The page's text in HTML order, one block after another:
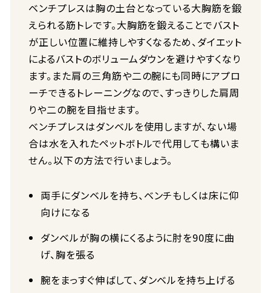
ベンチプレスは胸の土台となっている大胸筋を鍛
えられる筋トレです。大胸筋を鍛えることでバスト
が正しい位置に維持しやすくなるため、ダイエット
によるバストのボリュームダウンを避けやすくなり
ます。また肩の三角筋や二の腕にも同時にアプロ
ーチできるトレーニングなので、すっきりした肩周
りや二の腕を目指せます。
ベンチプレスはダンベルを使用しますが、ない場
合は水を入れたペットボトルで代用しても構いま
せん。以下の方法で行いましょう。
両手にダンベルを持ち、ベンチもしくは床に仰
向けになる
ダンベルが胸の横にくるように肘を90度に曲
げ、胸を張る
腕をまっすぐ伸ばして、ダンベルを持ち上げる